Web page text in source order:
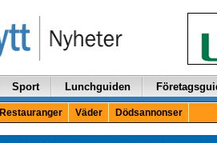
Sport Lunchguiden
Restauranger Väder Dödsannonser